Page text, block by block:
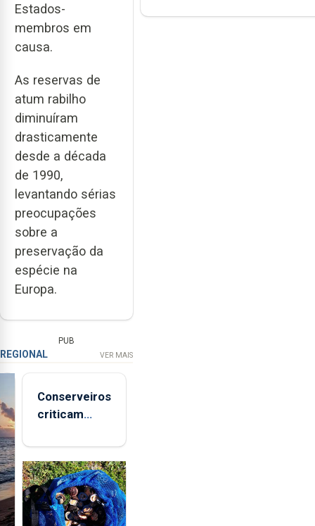
Estados-
membros em
causa.
As reservas de
atum rabilho
diminuíram
drasticamente
desde a década
de 1990,
levantando sérias
preocupações
sobre a
preservação da
espécie na
Europa.
PUB
REGIONAL VER MAIS
Conserveiros
criticam
brancas com
selo Marca
Açores